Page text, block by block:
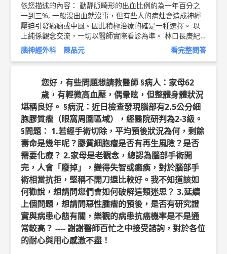
依您描述的內容： 動靜脈畸形的出血比例約為一年百分之
一到三%, 一般沒出血就沒事，但有些人的病灶會造成神經
壓迫引發癲癇或中風。因此積極治療的確是一種選擇。 以
上純係觀念交流，一切以醫師實際看診為準。 林口長庚紀
念醫院 腦神經外科 副教授 陳品元 問8健康新聞網 ►http
s://goo.gl/thHdOq
https://goo.gl/UZt4
2U問8 醫學動畫 ►https://goo.gl/Fo1lHQ
腦神經外科 陳品元 看完整問答
您好，有些問題想請教醫師 §病人：家母62
歲，有輕微高血壓，偶暈眩，但整體身體狀況
堪稱良好。 §病況：近日檢查發現腦部有2.5公分細
胞膠質瘤（眼窩周圍區域），經醫院研判為2-3級。
§問題： 1.若經手術切除，平均預後狀況為何，剩餘
壽命是幾年呢？膠質細胞瘤是否有再生風險？是否
需要化療？ 2.家母是老觀念，總認為腦部手術開
完，人會「廢掉」，變得失智或癱瘓，對於腦部手
術相當抗拒，堅稱不開刀還比較好。我不知道該如
何勸說，想請問您們會如何破解這類迷思？ 3.延續
上個問題，想請問惡性腫瘤的預後，是否有研究證
實與病患心態有關，樂觀的病患抗癌機率是不是通
常較高？ ---- 謝謝醫師百忙之中接受諮詢，對於各位
的耐心與用心感激不盡！